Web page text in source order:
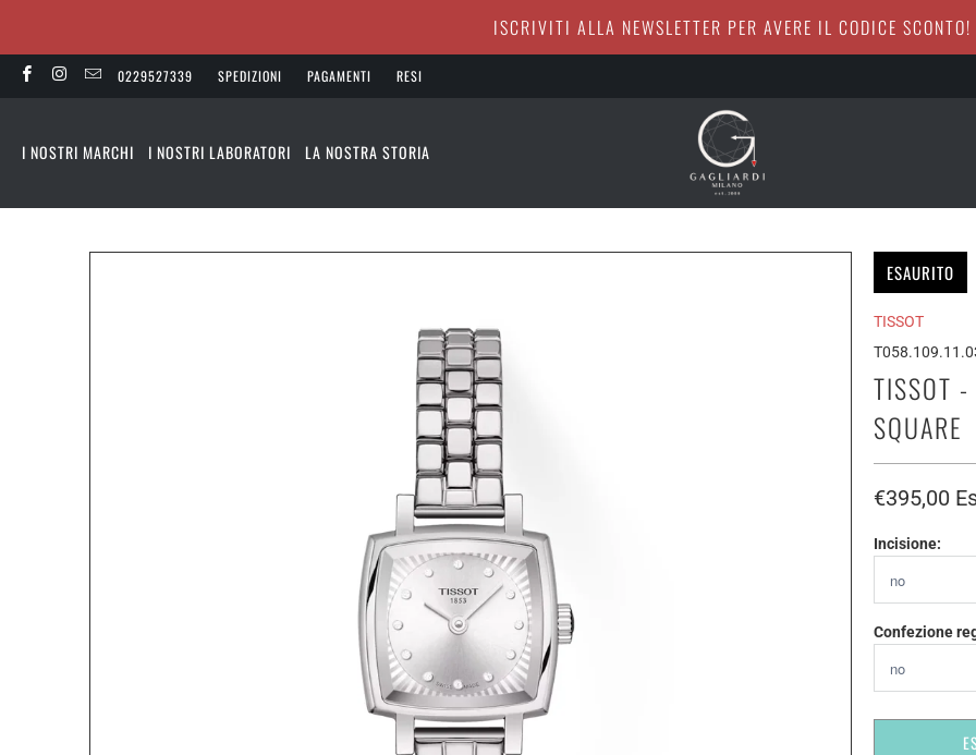
ISCRIVITI ALLA NEWSLETTER PER AVERE IL CODICE SCONTO!
0229527339 SPEDIZIONI PAGAMENTI RESI
I NOSTRI MARCHI I NOSTRI LABORATORI LA NOSTRA STORIA
ESAURITO
TISSOT
TISSOT -
SQUARE
€395,00
Incisione:
Confezione